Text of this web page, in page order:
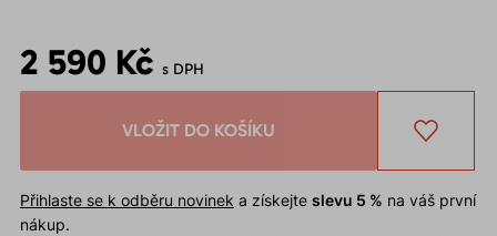
2 590 Kč s DPH
VLOŽIT DO KOŠÍKU
Přihlaste se k odběru novinek a získejte slevu 5 % na váš první
nákup.